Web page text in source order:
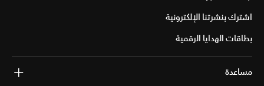
اشترك بنشرتنا الإلكترونية
بطاقات الهدايا الرقمية
مساعدة